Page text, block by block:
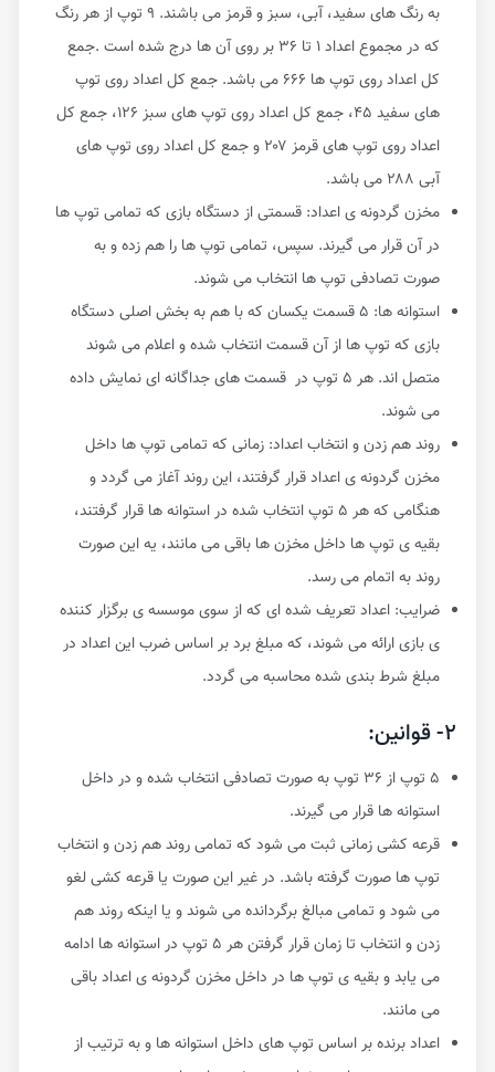
به رنگ های سفید، آبی، سبز و قرمز می باشند. ۹ توپ از هر رنگ
که در مجموع اعداد ۱ تا ۳۶ بر روی آن ها درج شده است .جمع
کل اعداد روی توپ ها ۶۶۶ می باشد. جمع کل اعداد روی توپ
های سفید ۴۵، جمع کل اعداد روی توپ های سبز ۱۲۶، جمع کل
اعداد روی توپ های قرمز ۲۰۷ و جمع کل اعداد روی توپ های
آبی ۲۸۸ می باشد.
مخزن گردونه ی اعداد: قسمتی از دستگاه بازی که تمامی توپ ها
در آن قرار می گیرند. سپس، تمامی توپ ها را هم زده و به
صورت تصادفی توپ ها انتخاب می شوند.
استوانه ها: ۵ قسمت یکسان که با هم به بخش اصلی دستگاه
بازی که توپ ها از آن قسمت انتخاب شده و اعلام می شوند
متصل اند. هر ۵ توپ در قسمت های جداگانه ای نمایش داده
می شوند.
روند هم زدن و انتخاب اعداد: زمانی که تمامی توپ ها داخل
مخزن گردونه ی اعداد قرار گرفتند، این روند آغاز می گردد و
هنگامی که هر ۵ توپ انتخاب شده در استوانه ها قرار گرفتند،
بقیه ی توپ ها داخل مخزن ها باقی می مانند، یه این صورت
روند به اتمام می رسد.
ضرایب: اعداد تعریف شده ای که از سوی موسسه ی برگزار کننده
ی بازی ارائه می شوند، که مبلغ برد بر اساس ضرب این اعداد در
مبلغ شرط بندی شده محاسبه می گردد.
۲- قوانین:
۵ توپ از ۳۶ توپ به صورت تصادفی انتخاب شده و در داخل
استوانه ها قرار می گیرند.
قرعه کشی زمانی ثبت می شود که تمامی روند هم زدن و انتخاب
توپ ها صورت گرفته باشد. در غیر این صورت یا قرعه کشی لغو
می شود و تمامی مبالغ برگردانده می شوند و یا اینکه روند هم
زدن و انتخاب تا زمان قرار گرفتن هر ۵ توپ در استوانه ها ادامه
می یابد و بقیه ی توپ ها در داخل مخزن گردونه ی اعداد باقی
می مانند.
اعداد برنده بر اساس توپ های داخل استوانه ها و به ترتیب از